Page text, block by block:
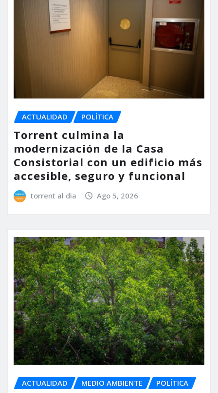
ACTUALIDAD POLÍTICA
Torrent culmina la
modernización de la Casa
Consistorial con un edificio más
accesible, seguro y funcional
torrent al dia Ago 5, 2026
ACTUALIDAD MEDIO AMBIENTE POLÍTICA